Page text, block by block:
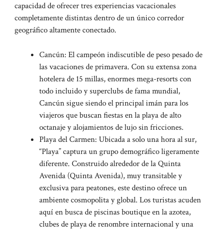
capacidad de ofrecer tres experiencias vacacionales
completamente distintas dentro de un único corredor
geográfico altamente conectado.
Cancún: El campeón indiscutible de peso pesado de
las vacaciones de primavera. Con su extensa zona
hotelera de 15 millas, enormes mega-resorts con
todo incluido y superclubs de fama mundial,
Cancún sigue siendo el principal imán para los
viajeros que buscan fiestas en la playa de alto
octanaje y alojamientos de lujo sin fricciones.
Playa del Carmen: Ubicada a solo una hora al sur,
“Playa” captura un grupo demográfico ligeramente
diferente. Construido alrededor de la Quinta
Avenida (Quinta Avenida), muy transitable y
exclusiva para peatones, este destino ofrece un
ambiente cosmopolita y global. Los turistas acuden
aquí en busca de piscinas boutique en la azotea,
clubes de playa de renombre internacional y una